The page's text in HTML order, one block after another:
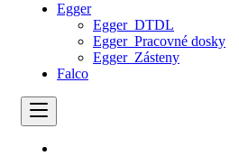
Egger
Egger_DTDL
Egger_Pracovné dosky
Egger_Zásteny
Falco